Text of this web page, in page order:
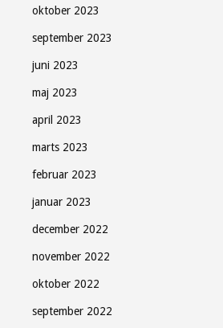
oktober 2023
september 2023
juni 2023
maj 2023
april 2023
marts 2023
februar 2023
januar 2023
december 2022
november 2022
oktober 2022
september 2022